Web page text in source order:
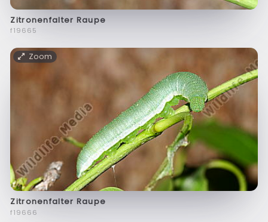
Zitronenfalter Raupe
f19665
Zoom
Zitronenfalter Raupe
f19666